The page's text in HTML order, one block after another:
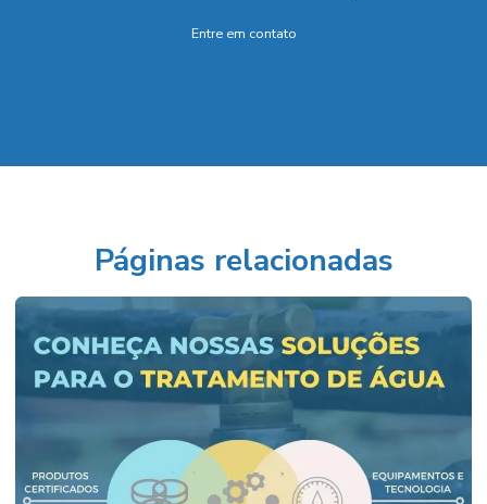
Entre em contato
Páginas relacionadas